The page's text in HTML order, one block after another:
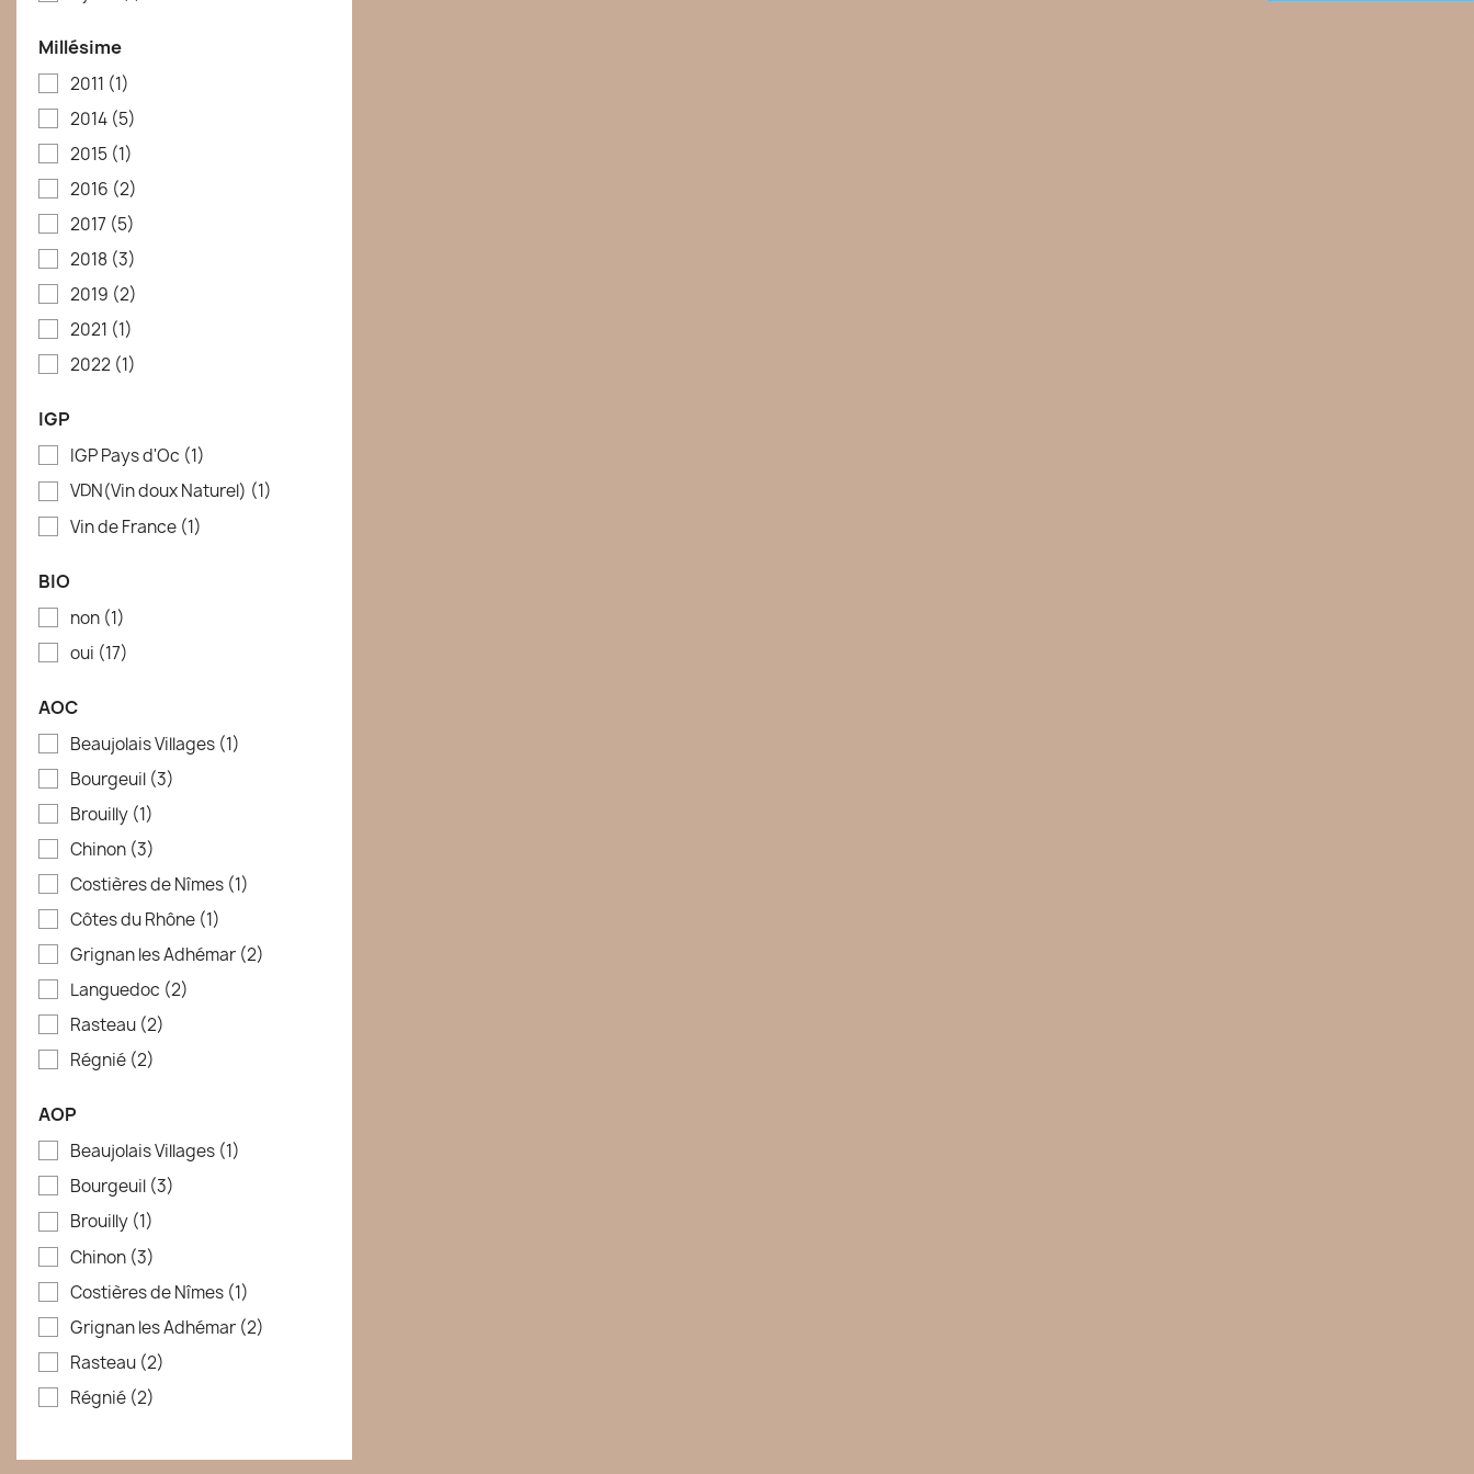
Millésime
2011 (1)
2014 (5)
2015 (1)
2016 (2)
2017 (5)
2018 (3)
2019 (2)
2021 (1)
2022 (1)
IGP
IGP Pays d'Oc (1)
VDN(Vin doux Naturel) (1)
Vin de France (1)
BIO
non (1)
oui (17)
AOC
Beaujolais Villages (1)
Bourgeuil (3)
Brouilly (1)
Chinon (3)
Costières de Nîmes (1)
Côtes du Rhône (1)
Grignan les Adhémar (2)
Languedoc (2)
Rasteau (2)
Régnié (2)
AOP
Beaujolais Villages (1)
Bourgeuil (3)
Brouilly (1)
Chinon (3)
Costières de Nîmes (1)
Grignan les Adhémar (2)
Rasteau (2)
Régnié (2)